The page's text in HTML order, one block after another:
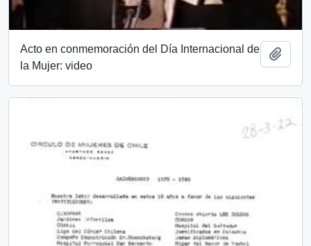
Acto en conmemoración del Día Internacional de
la Mujer: video